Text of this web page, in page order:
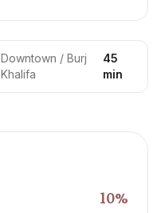
Downtown / Burj
Khalifa
45
min
10%